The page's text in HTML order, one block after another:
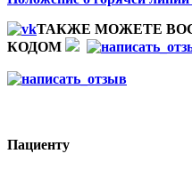
ТАКЖЕ МОЖЕТЕ
КОДОМ
Пациенту